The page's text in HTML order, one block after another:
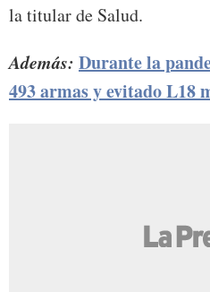
la titular de Salud.
Además: Durante la
493 armas y evitado L18